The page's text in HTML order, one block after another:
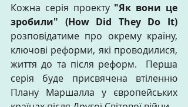
Кожна серія проекту "Як вони це
зробили" (How Did They Do It)
розповідатиме про окрему країну,
ключові реформи, які проводилися,
життя до та після реформ.  Перша
серія буде присвячена втіленню
Плану Маршалла у європейських